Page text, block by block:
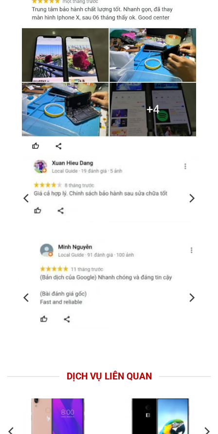
DỊCH VỤ LIÊN QUAN